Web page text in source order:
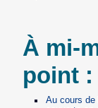
À mi-
point :
Au cours de